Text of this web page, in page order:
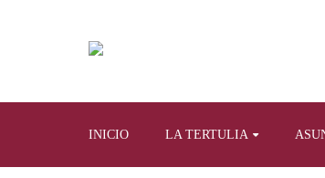
INICIO LA TERTULIA